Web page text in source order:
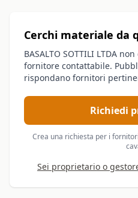
Cerchi materiale da
BASALTO SOTTILI LTDA
fornitore contattabile.
rispondano fornitori
Richiedi
Crea una richiesta per i
Sei proprietario o